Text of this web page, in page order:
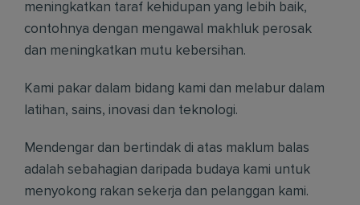
meningkatkan taraf kehidupan yang lebih baik,
contohnya dengan mengawal makhluk perosak
dan meningkatkan mutu kebersihan.
Kami pakar dalam bidang kami dan melabur dalam
latihan, sains, inovasi dan teknologi.
Mendengar dan bertindak di atas maklum balas
adalah sebahagian daripada budaya kami untuk
menyokong rakan sekerja dan pelanggan kami.